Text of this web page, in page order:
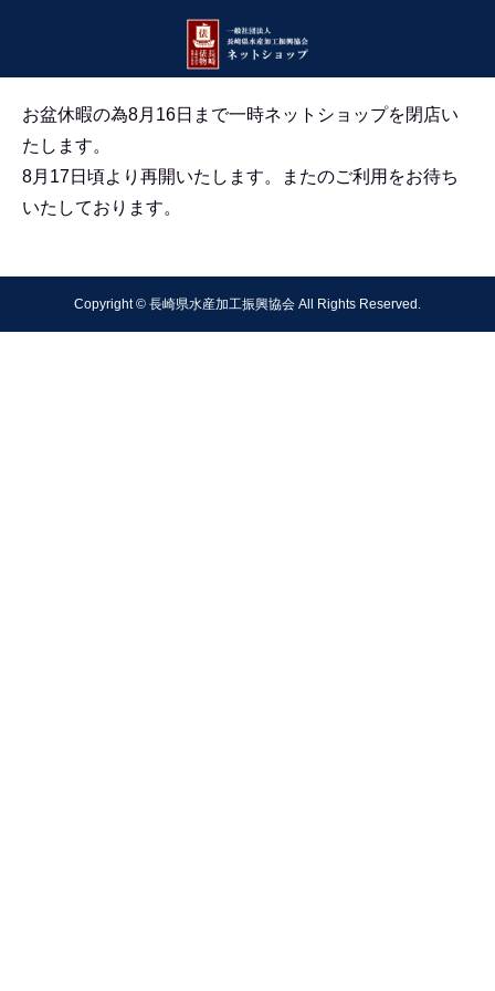
お盆休暇の為8月16日まで一時ネットショップを閉店い
たします。
8月17日頃より再開いたします。
またのご利用をお待ち
いたしております。
Copyright © 長崎県水産加工振興協会 All Rights Reserved.